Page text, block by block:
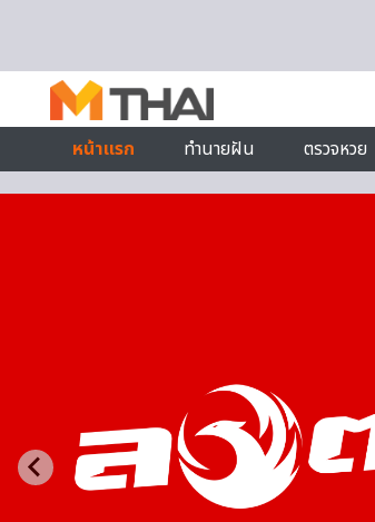
หน้าแรก
ทำนายฝัน ตรวจหวย